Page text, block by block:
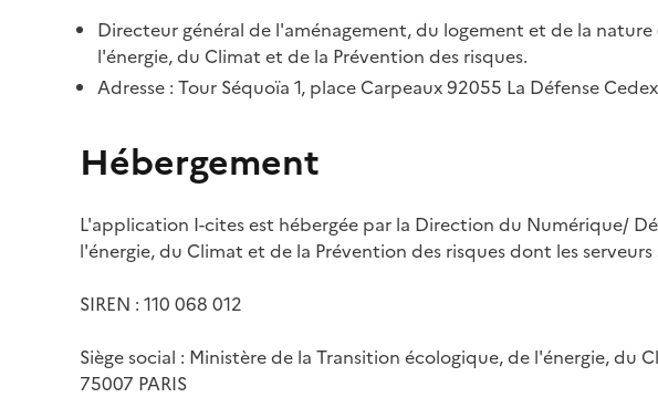
Directeur général de l'aménagement, du logement et de la
l'énergie, du Climat et de la Prévention des risques.
Adresse : Tour Séquoïa 1, place Carpeaux 92055 La Défense Cedex
Hébergement
L'application I-cites est hébergée par la Direction du Numérique/
l'énergie, du Climat et de la Prévention des risques dont les
SIREN : 110 068 012
Siège social : Ministère de la Transition écologique, de l'énergie,
75007 PARIS